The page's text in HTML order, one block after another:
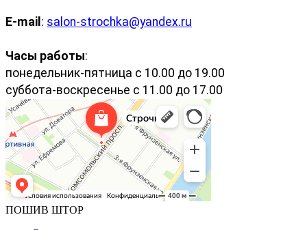
E-mail : salon-strochka@yandex.ru
Часы работы:
понедельник-пятница с 10.00 до 19.00
суббота-воскресенье с 11.00 до 17.00
ПОШИВ ШТОР